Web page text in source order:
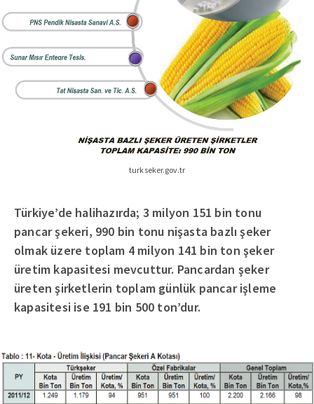
turkseker.gov.tr
Türkiye’de halihazırda; 3 milyon 151 bin tonu
pancar şekeri, 990 bin tonu nişasta bazlı şeker
olmak üzere toplam 4 milyon 141 bin ton şeker
üretim kapasitesi mevcuttur. Pancardan şeker
üreten şirketlerin toplam günlük pancar işleme
kapasitesi ise 191 bin 500 ton’dur.